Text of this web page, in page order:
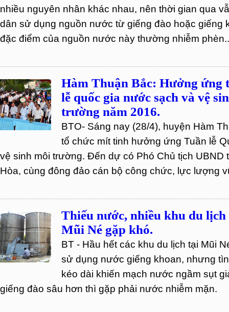
nhiều nguyên nhân khác nhau, nên thời gian qua
dân sử dụng nguồn nước từ giếng đào hoặc giếng
đặc điểm của nguồn nước này thường nhiễm
Hàm Thuận Bắc: Hưởng ứng
lễ quốc gia nước sạch và vệ
trường năm 2016.
BTO- Sáng nay (28/4), huyện Hàm
tổ chức mít tinh hưởng ứng Tuần lễ
vệ sinh môi trường. Đến dự có Phó Chủ tịch UBND
Hòa, cùng đông đảo cán bộ công chức, lực lượng
Thiếu nước, nhiều khu du
Mũi Né gặp khó.
BT - Hầu hết các khu du lịch tại Mũi
sử dụng nước giếng khoan, nhưng
kéo dài khiến mạch nước ngầm sụt
giếng đào sâu hơn thì gặp phải nước nhiễm mặn.